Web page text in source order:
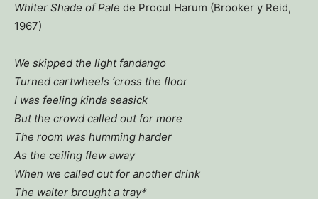
Whiter Shade of Pale de Procul Harum (Brooker y Reid,
1967)
We skipped the light fandango
Turned cartwheels ‘cross the floor
I was feeling kinda seasick
But the crowd called out for more
The room was humming harder
As the ceiling flew away
When we called out for another drink
The waiter brought a tray*